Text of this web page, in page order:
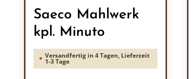
Saeco Mahlwerk
kpl. Minuto
Versandfertig in 4 Tagen, Lieferzeit
1-3 Tage